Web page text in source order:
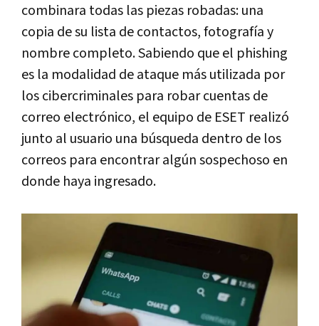
combinara todas las piezas robadas: una
copia de su lista de contactos, fotografía y
nombre completo. Sabiendo que el phishing
es la modalidad de ataque más utilizada por
los cibercriminales para robar cuentas de
correo electrónico, el equipo de ESET realizó
junto al usuario una búsqueda dentro de los
correos para encontrar algún sospechoso en
donde haya ingresado.